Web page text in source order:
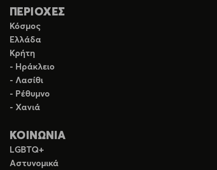
ΠΕΡΙΟΧΕΣ
Κόσμος
Ελλάδα
Κρήτη
- Ηράκλειο
- Λασίθι
- Ρέθυμνο
- Χανιά
ΚΟΙΝΩΝΙΑ
LGBTQ+
Αστυνομικά